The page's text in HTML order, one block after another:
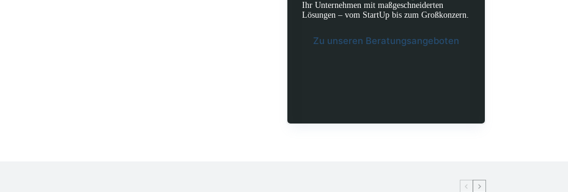
Ihr Unternehmen mit maßgeschneiderten
Lösungen – vom StartUp bis zum Großkonzern.
Zu unseren Beratungsangeboten